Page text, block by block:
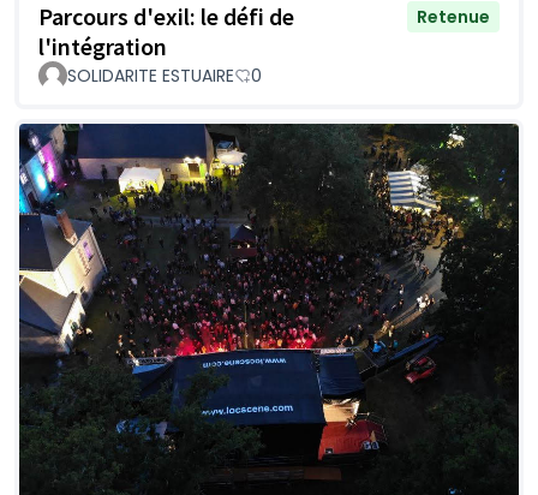
Parcours d'exil: le défi de
l'intégration
Retenue
SOLIDARITE ESTUAIRE 0